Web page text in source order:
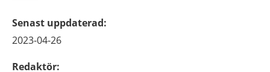
Senast uppdaterad:
2023-04-26
Redaktör: